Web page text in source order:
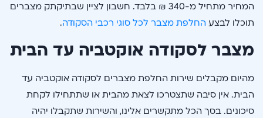
המחיר מתחיל מ-340 ₪ בלבד. חשבון לציין שבתיקתק מצברים
תוכלו לבצע החלפת מצבר לכל סוגי רכבי הסקודה.
מצבר לסקודה אוקטביה עד הבית
מהיום מקבלים שירות החלפת מצברים לסקודה אוקטביה עד
הבית. אין סיבה שתצטרכו לצאת מהבית או שתתחילו לקחת
סיכונים. בסך הכל מתקשרים אלינו, והשירות שתקבלו יהיה